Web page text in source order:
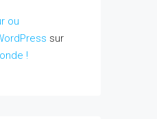
ou
sur
!